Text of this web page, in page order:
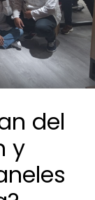
del
y